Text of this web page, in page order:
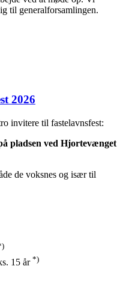
til generalforsamlingen.
2026
invitere til fastelavnsfest:
pladsen ved Hjortevænget
de voksnes og især til
15 år *)